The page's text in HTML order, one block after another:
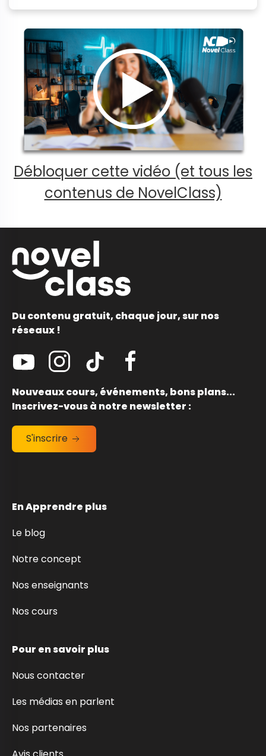
Débloquer cette vidéo (et tous les
contenus de NovelClass)
Du contenu gratuit, chaque jour, sur nos
réseaux !
Nouveaux cours, événements, bons plans...
Inscrivez-vous à notre newsletter :
S'inscrire
En Apprendre plus
Le blog
Notre concept
Nos enseignants
Nos cours
Pour en savoir plus
Nous contacter
Les médias en parlent
Nos partenaires